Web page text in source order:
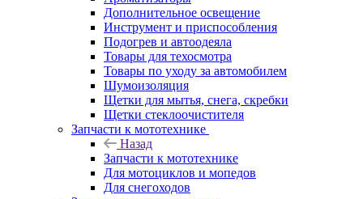
Дополнительное освещение
Инструмент и приспособления
Подогрев и автоодеяла
Товары для техосмотра
Товары по уходу за автомобилем
Шумоизоляция
Щетки для мытья, снега, скребки
Щетки стеклоочистителя
Запчасти к мототехнике
Назад
Запчасти к мототехнике
Для мотоциклов и мопедов
Для снегоходов